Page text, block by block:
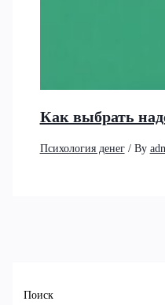
Поиск
Как выбрать
Психология денег/ By